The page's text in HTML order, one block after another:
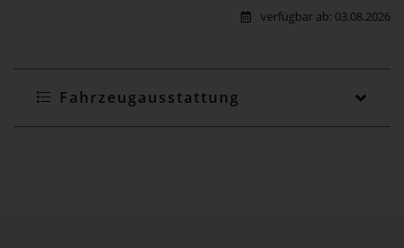
verfügbar ab: 03.08.2026
Fahrzeugausstattung